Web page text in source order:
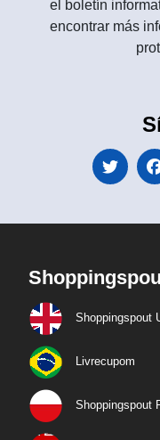
el boletín
encontrar más
Shoppingspout
Livrecupom
Shoppingspout